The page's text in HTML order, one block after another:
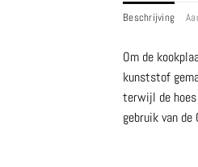
Beschrijving
Om de
kunststof
terwijl de
gebruik van de